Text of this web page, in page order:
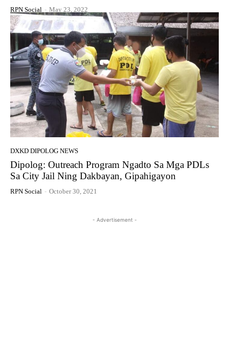
RPN Social - May 23, 2022
DXKD DIPOLOG NEWS
Dipolog: Outreach Program Ngadto Sa Mga PDLs
Sa City Jail Ning Dakbayan, Gipahigayon
RPN Social - October 30, 2021
- Advertisement -